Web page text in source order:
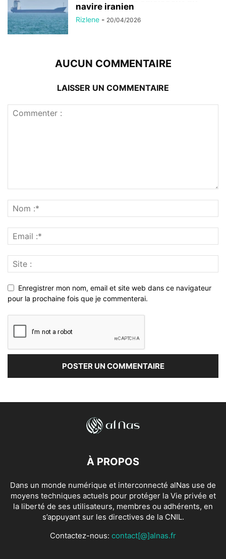
navire iranien
Rizlene - 20/04/2026
AUCUN COMMENTAIRE
LAISSER UN COMMENTAIRE
Enregistrer mon nom, email et site web dans ce navigateur
pour la prochaine fois que je commenterai.
À PROPOS
Dans un monde numérique et interconnecté alNas use de
moyens techniques actuels pour protéger la Vie privée et
la liberté de ses utilisateurs, membres ou adhérents, en
s’appuyant sur les directives de la CNIL.
Contactez-nous: contact[@]alnas.fr